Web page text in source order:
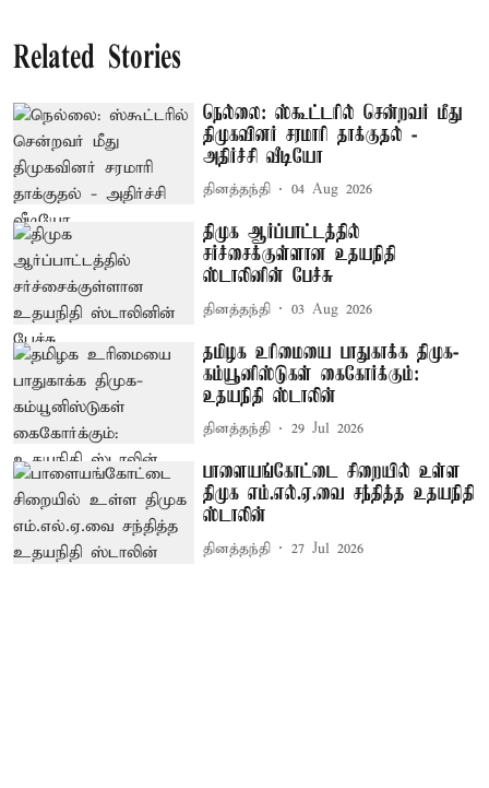
Related Stories
நெல்லை: ஸ்கூட்டரில் சென்றவர் மீது
திமுகவினர் சரமாரி தாக்குதல் -
அதிர்ச்சி வீடியோ
தினத்தந்தி 04 Aug 2026
திமுக ஆர்ப்பாட்டத்தில்
சர்ச்சைக்குள்ளான உதயநிதி
ஸ்டாலினின் பேச்சு
தினத்தந்தி 03 Aug 2026
தமிழக உரிமையை பாதுகாக்க திமுக-
கம்யூனிஸ்டுகள் கைகோர்க்கும்:
உதயநிதி ஸ்டாலின்
தினத்தந்தி 29 Jul 2026
பாளையங்கோட்டை சிறையில் உள்ள
திமுக எம்.எல்.ஏ.வை சந்தித்த உதயநிதி
ஸ்டாலின்
தினத்தந்தி 27 Jul 2026